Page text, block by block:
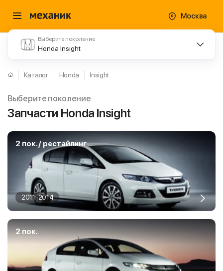
Москва
Выберите поколение
Honda Insight
Каталог Honda Insight
Выберите поколение
Запчасти Honda Insight
2 пок. / рестайлинг
2011-2014
2 пок.